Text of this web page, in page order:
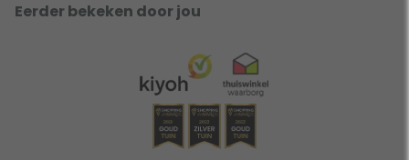
Eerder bekeken door jou